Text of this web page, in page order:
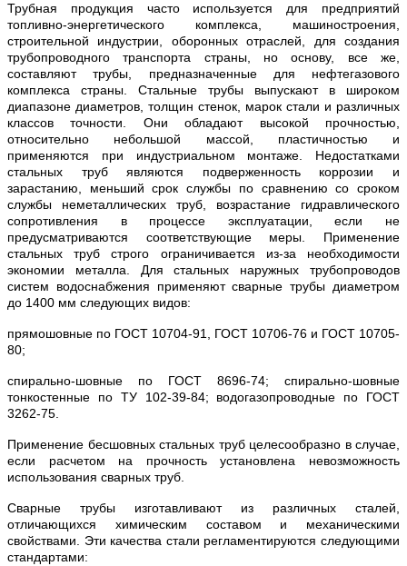
Трубная продукция часто используется для предприятий
топливно-энергетического комплекса, машиностроения,
строительной индустрии, оборонных отраслей, для создания
трубопроводного транспорта страны, но основу, все же,
составляют трубы, предназначенные для нефтегазового
комплекса страны. Стальные трубы выпускают в широком
диапазоне диаметров, толщин стенок, марок стали и различных
классов точности. Они обладают высокой прочностью,
относительно небольшой массой, пластичностью и
применяются при индустриальном монтаже. Недостатками
стальных труб являются подверженность коррозии и
зарастанию, меньший срок службы по сравнению со сроком
службы неметаллических труб, возрастание гидравлического
сопротивления в процессе эксплуатации, если не
предусматриваются соответствующие меры. Применение
стальных труб строго ограничивается из-за необходимости
экономии металла. Для стальных наружных трубопроводов
систем водоснабжения применяют сварные трубы диаметром
до 1400 мм следующих видов:
прямошовные по ГОСТ 10704-91, ГОСТ 10706-76 и ГОСТ 10705-
80;
спирально-шовные по ГОСТ 8696-74; спирально-шовные
тонкостенные по ТУ 102-39-84; водогазопроводные по ГОСТ
3262-75.
Применение бесшовных стальных труб целесообразно в случае,
если расчетом на прочность установлена невозможность
использования сварных труб.
Сварные трубы изготавливают из различных сталей,
отличающихся химическим составом и механическими
свойствами. Эти качества стали регламентируются следующими
стандартами: